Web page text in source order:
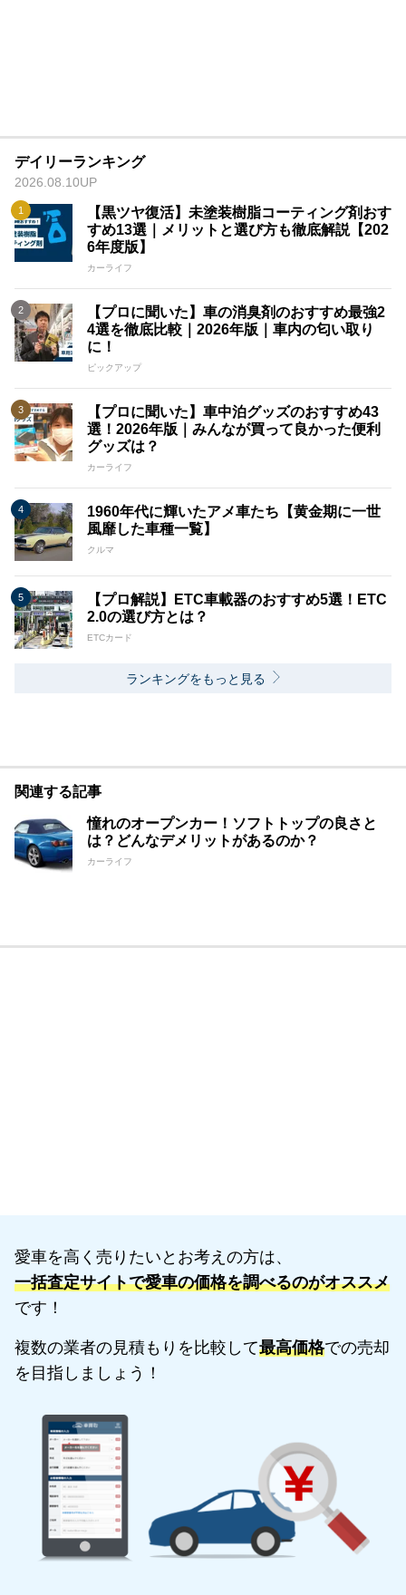
デイリーランキング
2026.08.10UP
【黒ツヤ復活】未塗装樹脂コーティング剤おす
すめ13選｜メリットと選び方も徹底解説【202
6年度版】
カーライフ
【プロに聞いた】車の消臭剤のおすすめ最強2
4選を徹底比較｜2026年版｜車内の匂い取り
に！
ピックアップ
【プロに聞いた】車中泊グッズのおすすめ43
選！2026年版｜みんなが買って良かった便利
グッズは？
カーライフ
1960年代に輝いたアメ車たち【黄金期に一世
風靡した車種一覧】
クルマ
【プロ解説】ETC車載器のおすすめ5選！ETC
2.0の選び方とは？
ETCカード
ランキングをもっと見る
関連する記事
憧れのオープンカー！ソフトトップの良さと
は？どんなデメリットがあるのか？
カーライフ
愛車を高く売りたいとお考えの方は、
一括査定サイトで愛車の価格を調べるのがオススメ
です！
複数の業者の見積もりを比較して最高価格での売却
を目指しましょう！